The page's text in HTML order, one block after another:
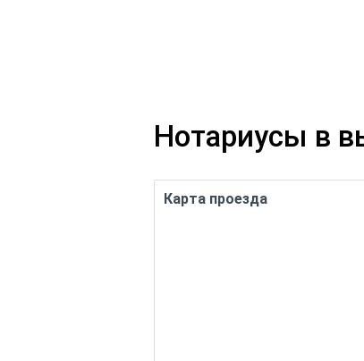
Нотариусы в
Карта проезда